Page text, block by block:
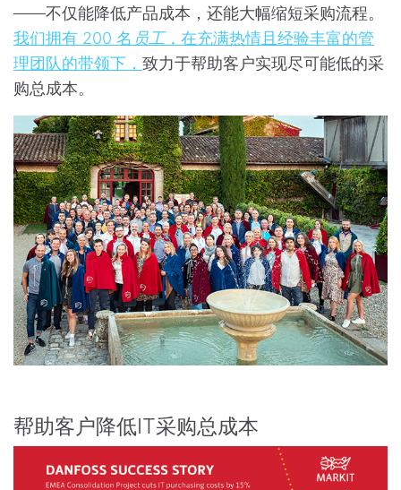
——不仅能降低产品成本，还能大幅缩短采购流程。
我们拥有 200 名 员工， 在充满热情且经验丰富的管
理团队的带领下， 致力于帮助客户实现尽可能低的采
购总成本。
帮助客户降低IT采购总成本